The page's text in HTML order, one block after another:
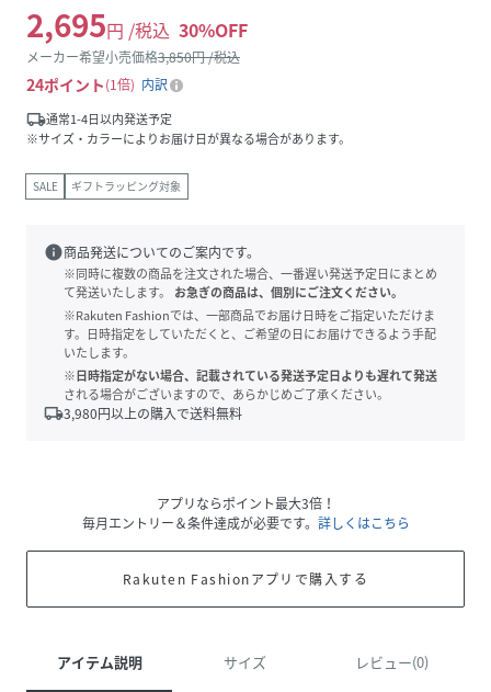
2,695円 /税込 30%OFF
メーカー希望小売価格3,850円 /税込
24ポイント 1倍
内訳
local_shipping通常1-4日以内発送予定
※サイズ・カラーによりお届け日が異なる場合があります。
SALE ギフトラッピング対象
info商品発送についてのご案内です。
※同時に複数の商品を注文された場合、一番遅い発送予定日にまとめ
て発送いたします。
お急ぎの商品は、個別にご注文ください。
※Rakuten Fashionでは、一部商品でお届け日時をご指定いただけま
す。日時指定をしていただくと、ご希望の日にお届けできるよう手配
いたします。
※日時指定がない場合、記載されている発送予定日よりも遅れて発送
される場合がございますので、あらかじめご了承ください。
local_shipping3,980円以上の購入で送料無料
アプリならポイント最大3倍！
毎月エントリー＆条件達成が必要です。 詳しくはこちら
Rakuten Fashionアプリで購入する
アイテム説明 サイズ レビュー(0)